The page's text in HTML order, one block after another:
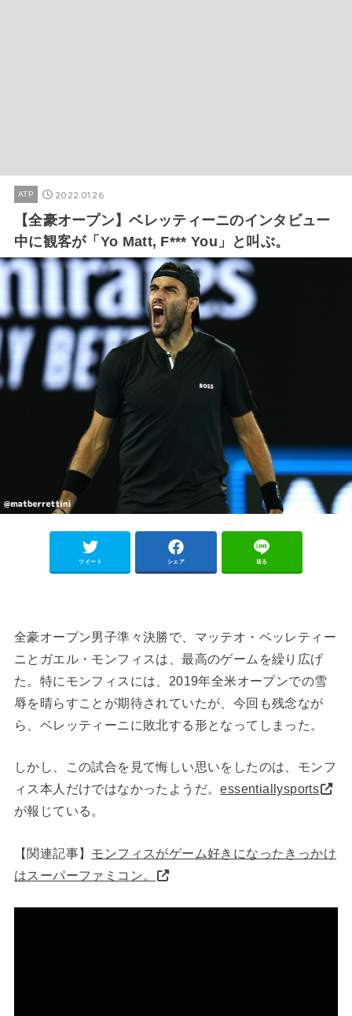
ATP 2022.01.26
【全豪オープン】ベレッティーニのインタビュー
中に観客が「Yo Matt, F*** You」と叫ぶ。
ツイート シェア 送る
全豪オープン男子準々決勝で、マッテオ・ベッレティー
ニとガエル・モンフィスは、最高のゲームを繰り広げ
た。特にモンフィスには、2019年全米オープンでの雪
辱を晴らすことが期待されていたが、今回も残念なが
ら、ベレッティーニに敗北する形となってしまった。
しかし、この試合を見て悔しい思いをしたのは、モンフ
ィス本人だけではなかったようだ。essentiallysports
が報じている。
【関連記事】 モンフィスがゲーム好きになったきっかけ
はスーパーファミコン。